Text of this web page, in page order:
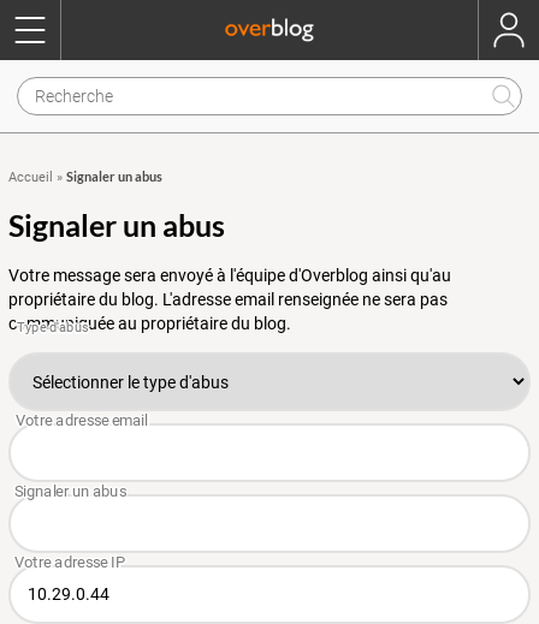
Accueil » Signaler un abus
Signaler un abus
Votre message sera envoyé à l'équipe d'Overblog ainsi qu'au
propriétaire du blog. L'adresse email renseignée ne sera pas
communiquée au propriétaire du blog.